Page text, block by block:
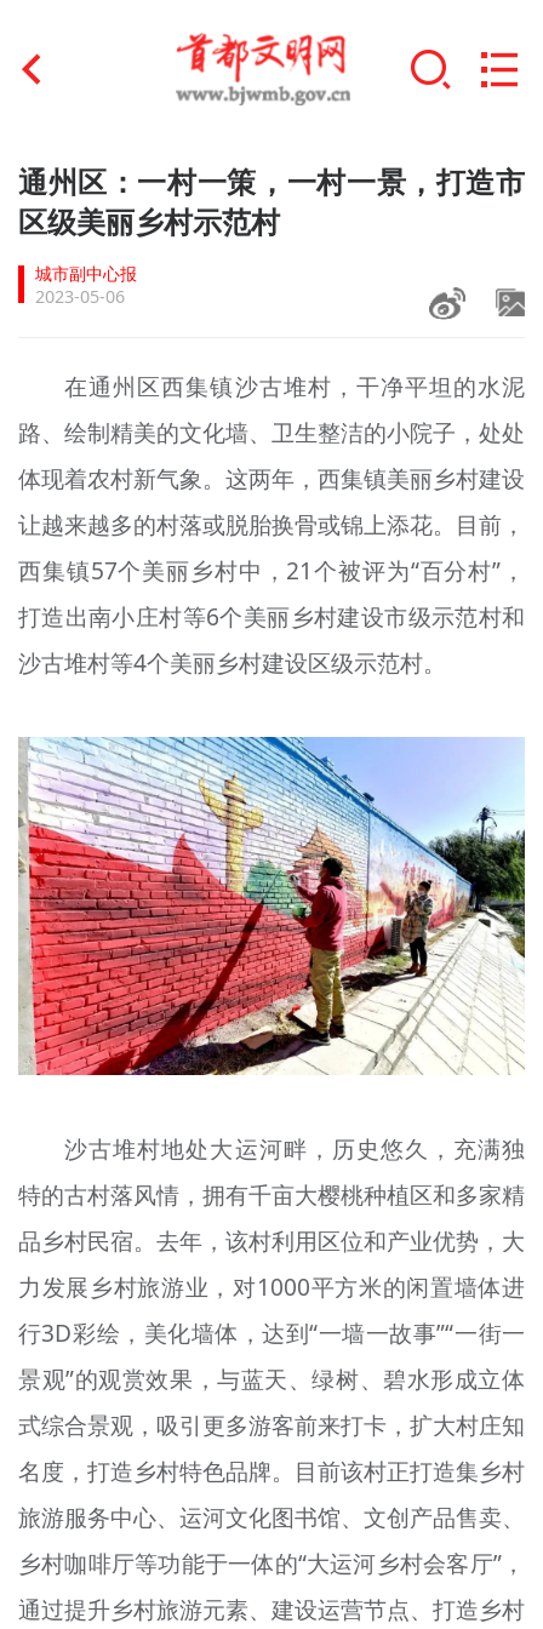
首页
文明创建
文明实践
未成年人思想道德建设
榜样人物
+
身边好人
文明评论
北京宣传文化引导基金
专题
资料库
+
通州区：一村一策，一村一景，打造市
区级美丽乡村示范村
城市副中心报
2023-05-06
在通州区西集镇沙古堆村，干净平坦的水泥
路、绘制精美的文化墙、卫生整洁的小院子，处处
体现着农村新气象。这两年，西集镇美丽乡村建设
让越来越多的村落或脱胎换骨或锦上添花。目前，
西集镇57个美丽乡村中，21个被评为“百分村”，
打造出南小庄村等6个美丽乡村建设市级示范村和
沙古堆村等4个美丽乡村建设区级示范村。
沙古堆村地处大运河畔，历史悠久，充满独
特的古村落风情，拥有千亩大樱桃种植区和多家精
品乡村民宿。去年，该村利用区位和产业优势，大
力发展乡村旅游业，对1000平方米的闲置墙体进
行3D彩绘，美化墙体，达到“一墙一故事”“一街一
景观”的观赏效果，与蓝天、绿树、碧水形成立体
式综合景观，吸引更多游客前来打卡，扩大村庄知
名度，打造乡村特色品牌。目前该村正打造集乡村
旅游服务中心、运河文化图书馆、文创产品售卖、
乡村咖啡厅等功能于一体的“大运河乡村会客厅”，
通过提升乡村旅游元素、建设运营节点、打造乡村